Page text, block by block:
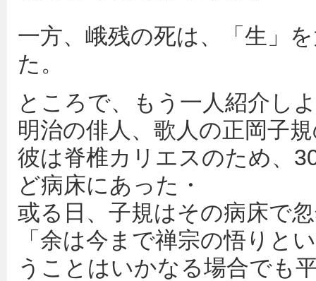
一方、峨残の死は、「生」
た。
ところで、もう一人紹介し
明治の俳人、歌人の正岡子
彼は脊椎カリエスのため、
ど病床にあった・
或る日、子規はその病床で
「余は今まで禅宗の悟りと
うことはいかなる場合でも